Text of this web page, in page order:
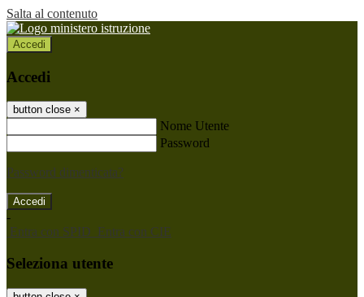
Salta al contenuto
Accedi
Accedi
button close ×
Nome Utente
Password
Password dimenticata?
-
Entra con SPID Entra con CIE
Seleziona utente